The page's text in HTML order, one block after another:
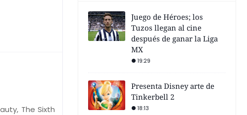
The Sixth
Juego de Héroes; los
Tuzos llegan al cine
después de ganar la Liga
MX
19:29
Presenta Disney arte de
Tinkerbell 2
18:13